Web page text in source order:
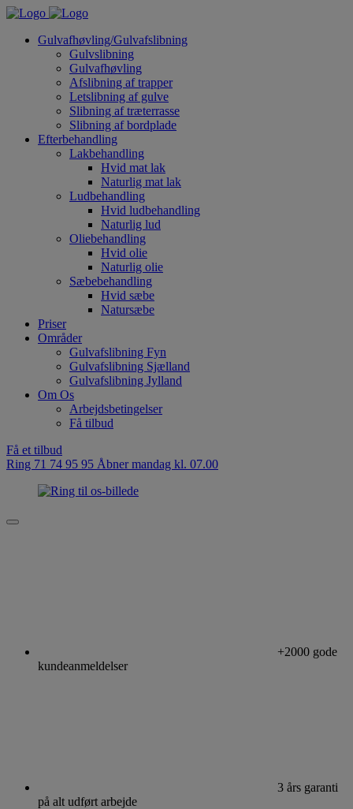
Gulvafhøvling/Gulvafslibning
Gulvslibning
Gulvafhøvling
Afslibning af trapper
Letslibning af gulve
Slibning af træterrasse
Slibning af bordplade
Efterbehandling
Lakbehandling
Hvid mat lak
Naturlig mat lak
Ludbehandling
Hvid ludbehandling
Naturlig lud
Oliebehandling
Hvid olie
Naturlig olie
Sæbebehandling
Hvid sæbe
Natursæbe
Priser
Områder
Gulvafslibning Fyn
Gulvafslibning Sjælland
Gulvafslibning Jylland
Om Os
Arbejdsbetingelser
Få tilbud
Få et tilbud
Ring 71 74 95 95 Åbner mandag kl. 07.00
+2000 gode
kundeanmeldelser
3 års garanti
på alt udført arbejde